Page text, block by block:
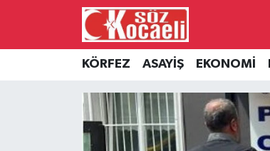
KÖRFEZ ASAYİŞ EKONOMİ
Kocaeli Nöbetçi Eczaneler
Kocaeli Hava Durumu
Kocaeli Namaz Vakitleri